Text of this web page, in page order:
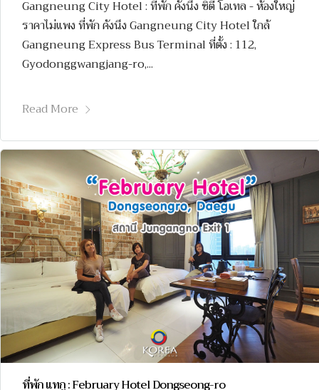
Gangneung City Hotel : ที่พัก คังนึง ซิตี้ โอเทล - ห้องใหญ่
ราคาไม่แพง ที่พัก คังนึง Gangneung City Hotel ใกล้
Gangneung Express Bus Terminal ที่ตั้ง : 112,
Gyodonggwangjang-ro,...
Read More
ที่พัก แทกู : February Hotel Dongseong-ro